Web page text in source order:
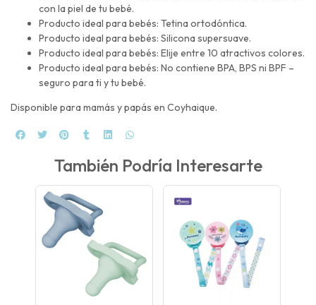
con la piel de tu bebé.
Producto ideal para bebés: Tetina ortodóntica.
Producto ideal para bebés: Silicona supersuave.
Producto ideal para bebés: Elije entre 10 atractivos colores.
Producto ideal para bebés: No contiene BPA, BPS ni BPF –
seguro para ti y tu bebé.
Disponible para mamás y papás en Coyhaique.
También Podría Interesarte